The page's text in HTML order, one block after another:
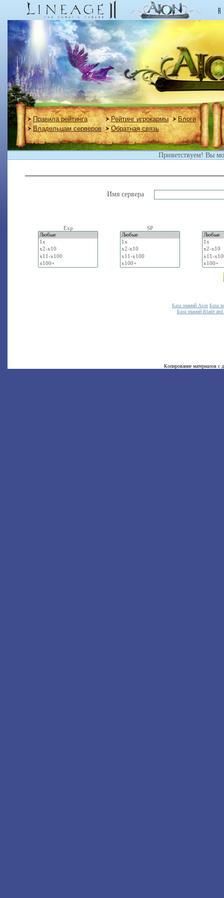
Правила рейтинга Рейтинг игрокармы
Блоги
Владельцам серверов
Обратная связь
Приветствуем! Вы
Имя сервера
Exp SP
База знаний Aion База
База знаний Blade
Копирование материалов с